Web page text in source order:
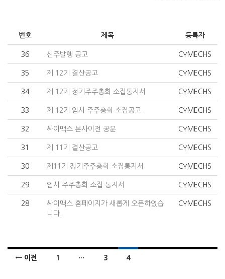
번호 제목 등록자
36 신주발행 공고 CYMECHS
35 제 12기 결산공고 CYMECHS
34 제 12기 정기주주총회 소집통지서 CYMECHS
33 제 12기 임시 주주총회 소집공고 CYMECHS
32 싸이맥스 본사이전 공문 CYMECHS
31 제 11기 결산공고 CYMECHS
30 제11기 정기주주총회 소집통지서 CYMECHS
29 임시 주주총회 소집 통지서 CYMECHS
28
싸이맥스 홈페이지가 새롭게 오픈하였습
니다.
CYMECHS
포스트 이동 메뉴
← 이전 1 … 3 4